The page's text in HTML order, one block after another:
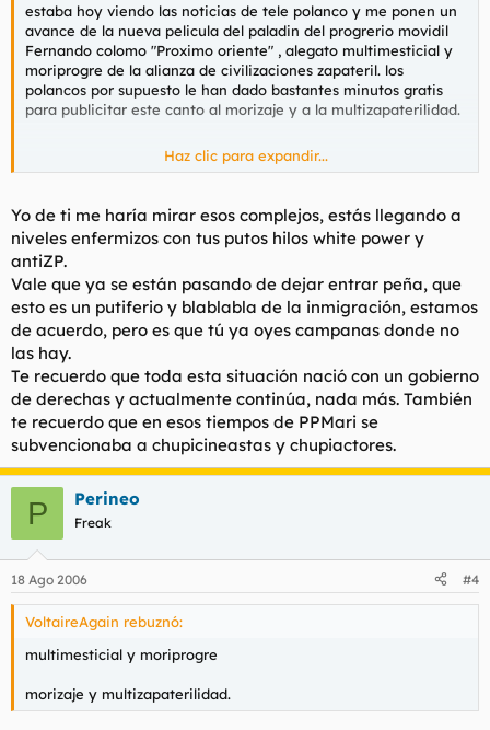
estaba hoy viendo las noticias de tele polanco y me ponen un
avance de la nueva pelicula del paladin del progrerio movidil
Fernando colomo "Proximo oriente" , alegato multimesticial y
moriprogre de la alianza de civilizaciones zapateril. los
polancos por supuesto le han dado bastantes minutos gratis
para publicitar este canto al morizaje y a la multizapaterilidad.
la peli pretende ser un retrato del barrio de lavapies pero lo q
progre . sale una boda india , india de Hindu no panchita
,cuando en lavapies a los hindues los puedes contar con los
dedos del codo, pakistanies a lo mejor alguno pero esos hacen
bodorrios moros. todo muy colorista la boda hindu muy
exotico. pero en lavapies lo q mas hay son chinos y negros
actualmente . los chinos en sus negocios y los negros en las
calles a ver que pillan o pasan.pero esto parece ser que no lo
va a sacar en la peli.
por cierto la caterva de borrachines mendigos q habia antes
en lavapies donde los ha llevado gallardon? y que ventaja
habia en cambiarlos por negros?
Haz clic para expandir...
Yo de ti me haría mirar esos complejos, estás llegando a
niveles enfermizos con tus putos hilos white power y
antiZP.
Vale que ya se están pasando de dejar entrar peña, que
esto es un putiferio y blablabla de la inmigración, estamos
de acuerdo, pero es que tú ya oyes campanas donde no
las hay.
Te recuerdo que toda esta situación nació con un gobierno
de derechas y actualmente continúa, nada más. También
te recuerdo que en esos tiempos de PPMari se
subvencionaba a chupicineastas y chupiactores.
P Perineo
Freak
18 Ago 2006 #4
VoltaireAgain rebuznó:
multimesticial y moriprogre
morizaje y multizapaterilidad.